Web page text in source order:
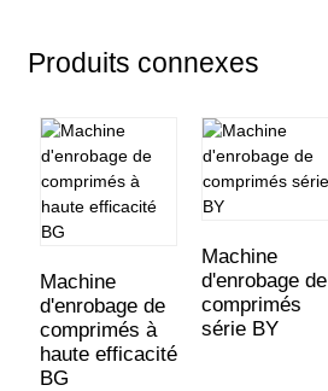
Produits connexes
Machine
d'enrobage de
comprimés à
haute efficacité
BG
Machine
d'enrobage de
comprimés
série BY